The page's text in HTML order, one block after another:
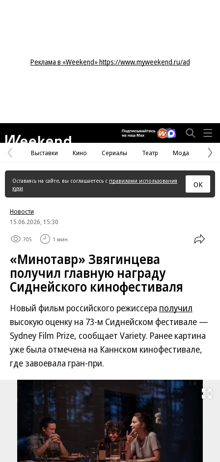
Реклама в «Weekend» https://www.myweekend.ru/ad
Предыдущая
страница
Выставки Кино Сериалы Театр Мода
Оставаясь на сайте, вы соглашаетесь с правилами использования
куки
ОК
Новости
15.06.2026, 15:30
705 1 мин.
«Минотавр» Звягинцева
получил главную награду
Сиднейского кинофестиваля
Новый фильм российского режиссера получил
высокую оценку на 73-м Сиднейском фестивале —
Sydney Film Prize, сообщает Variety. Ранее картина
уже была отмечена на Каннском кинофестивале,
где завоевала гран-при.
Развернуть